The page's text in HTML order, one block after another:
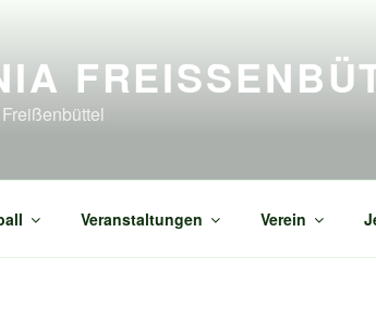
Veranstaltungen Verein